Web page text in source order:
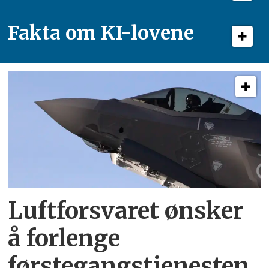
Fakta om KI-lovene
Luftforsvaret ønsker
å forlenge